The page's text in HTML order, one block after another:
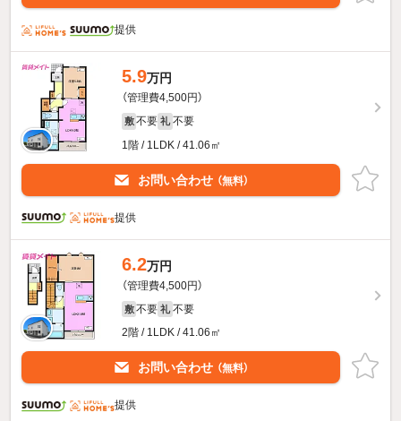
提供
5.9万円
（管理費4,500円）
敷 不要 礼 不要
1階 / 1LDK / 41.06㎡
お問い合わせ （無料）
提供
6.2万円
（管理費4,500円）
敷 不要 礼 不要
2階 / 1LDK / 41.06㎡
お問い合わせ （無料）
提供